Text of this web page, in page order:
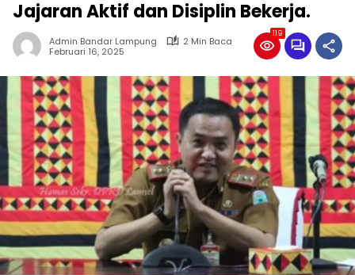
nasional
maupun
international,
lokal
dan
dinamis,
memiliki
kisaran
harga
iklan
yang
relatif
lebih
murah
dari
Jajaran Aktif dan Disiplin Bekerja.
Admin Bandar Lampung
2 Min Baca
Februari 16, 2025
119